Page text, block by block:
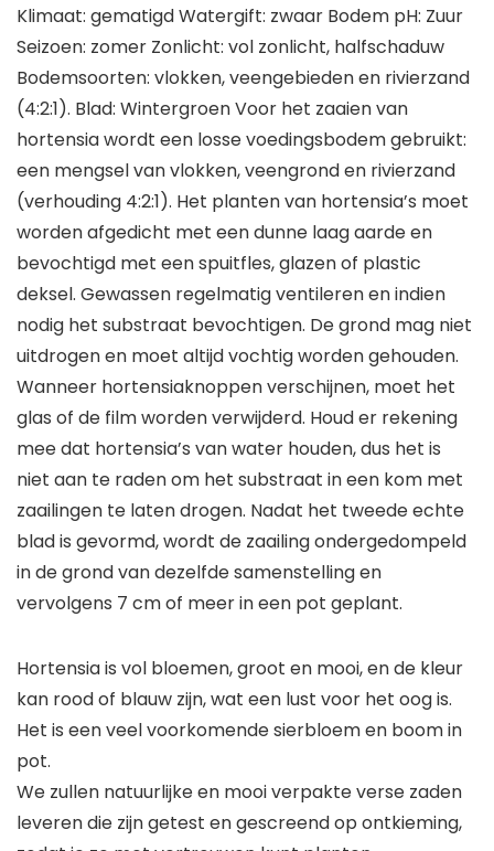
Klimaat: gematigd Watergift: zwaar Bodem pH: Zuur
Seizoen: zomer Zonlicht: vol zonlicht, halfschaduw
Bodemsoorten: vlokken, veengebieden en rivierzand
(4:2:1). Blad: Wintergroen Voor het zaaien van
hortensia wordt een losse voedingsbodem gebruikt:
een mengsel van vlokken, veengrond en rivierzand
(verhouding 4:2:1). Het planten van hortensia’s moet
worden afgedicht met een dunne laag aarde en
bevochtigd met een spuitfles, glazen of plastic
deksel. Gewassen regelmatig ventileren en indien
nodig het substraat bevochtigen. De grond mag niet
uitdrogen en moet altijd vochtig worden gehouden.
Wanneer hortensiaknoppen verschijnen, moet het
glas of de film worden verwijderd. Houd er rekening
mee dat hortensia’s van water houden, dus het is
niet aan te raden om het substraat in een kom met
zaailingen te laten drogen. Nadat het tweede echte
blad is gevormd, wordt de zaailing ondergedompeld
in de grond van dezelfde samenstelling en
vervolgens 7 cm of meer in een pot geplant.
Hortensia is vol bloemen, groot en mooi, en de kleur
kan rood of blauw zijn, wat een lust voor het oog is.
Het is een veel voorkomende sierbloem en boom in
pot.
We zullen natuurlijke en mooi verpakte verse zaden
leveren die zijn getest en gescreend op ontkieming,